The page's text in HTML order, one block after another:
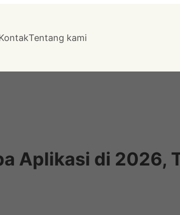
Tentang kami
Aplikasi di 2026,